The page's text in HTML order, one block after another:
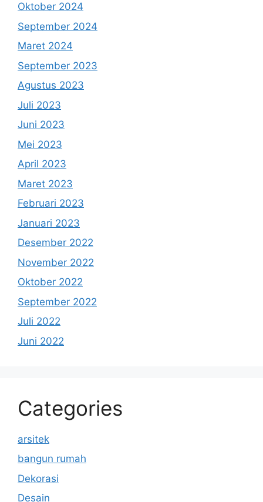
Oktober 2024
September 2024
Maret 2024
September 2023
Agustus 2023
Juli 2023
Juni 2023
Mei 2023
April 2023
Maret 2023
Februari 2023
Januari 2023
Desember 2022
November 2022
Oktober 2022
September 2022
Juli 2022
Juni 2022
Categories
arsitek
bangun rumah
Dekorasi
Desain